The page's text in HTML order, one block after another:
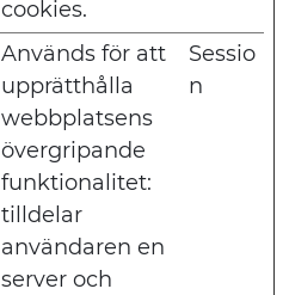
cookies.
Används för att
upprätthålla
webbplatsens
övergripande
funktionalitet:
tilldelar
användaren en
server och
Sessio
n